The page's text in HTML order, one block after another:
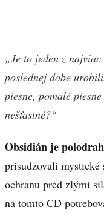
„Je to jeden z
poslednej dobe
piesne, pomalé
nešťastné?“
Obsidián je
prisudzovali mystické
ochranu pred zlými
na tomto CD